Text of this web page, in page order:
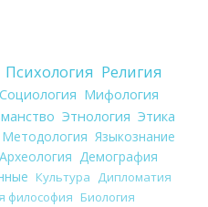
Психология Религия
Социология Мифология
Этнология Этика
Методология Языкознание
Археология Демография
Культура
Дипломатия
философия Биология